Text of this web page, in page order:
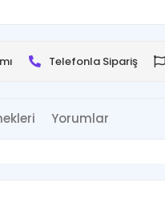
Telefonla Sipariş
Yorumlar